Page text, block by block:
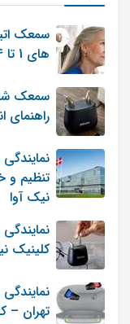
های 1 تا 4 و بررسی قیمت
سمعک
راهنمای
نیک آوا
کلینیک
تهران –